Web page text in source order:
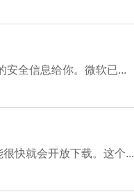
安全信息给你。微软已...
快就会开放下载。这个...